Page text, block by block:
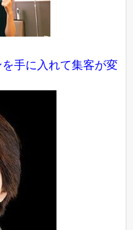
を手に入れて集客が変